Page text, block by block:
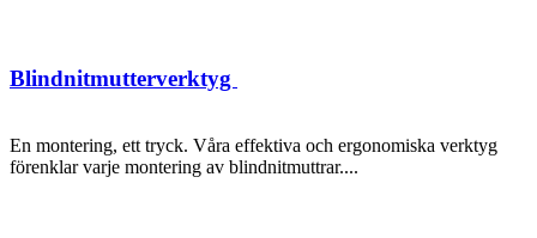
Blindnitmutterverktyg
En montering, ett tryck. Våra effektiva och ergonomiska verktyg
förenklar varje montering av blindnitmuttrar....